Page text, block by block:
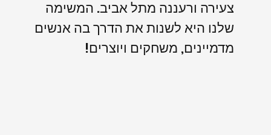
צעירה ורעננה מתל אביב. המשימה
שלנו היא לשנות את הדרך בה אנשים
מדמיינים, משחקים ויוצרים!